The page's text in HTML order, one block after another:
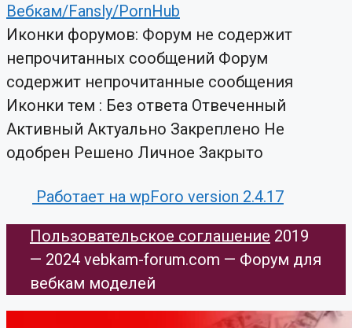
Вебкам/Fansly/PornHub
Иконки форумов: Форум не содержит
непрочитанных сообщений Форум
содержит непрочитанные сообщения
Иконки тем : Без ответа Отвеченный
Активный Актуально Закреплено Не
одобрен Решено Личное Закрыто
Работает на wpForo version 2.4.17
Пользовательское соглашение ​ 2019
— 2024 vebkam-forum.com — Форум для
вебкам моделей